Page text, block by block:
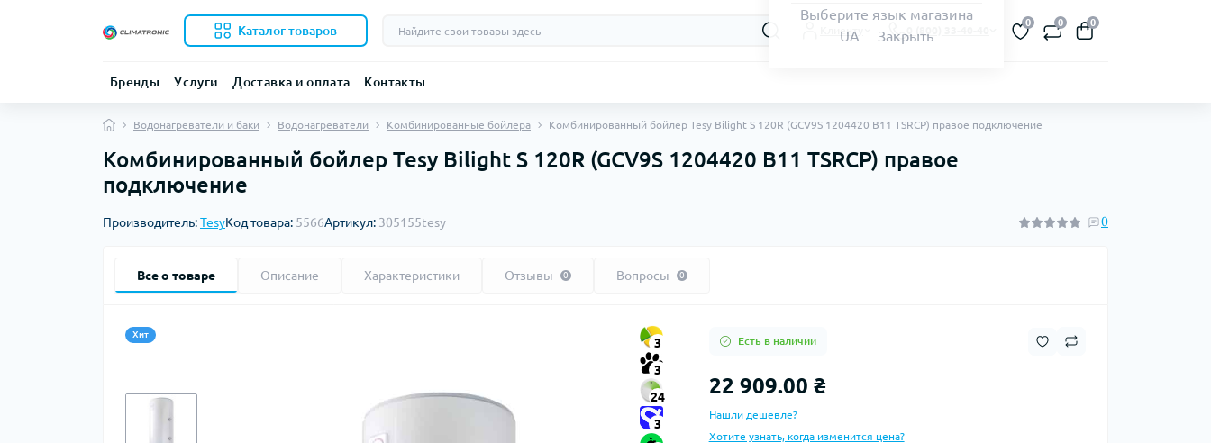
Каталог товаров Клиенту
0 0 0
Бренды Услуги Доставка и оплата Контакты
Водонагреватели и баки Водонагреватели Комбинированные бойлера Комбинированный бойлер Tesy Bilight S 120R (GCV9S 1204420 B11 TSRCP) правое подключение
Комбинированный бойлер Tesy Bilight S 120R (GCV9S 1204420 B11 TSRCP) правое
подключение
Производитель:TesyКод товара: 5566Артикул: 305155tesy 0
Все о товаре Описание Характеристики Отзывы 0 Вопросы 0
Хит
3
3
24
3
Есть в наличии
22 909.00 ₴
Нашли дешевле?
Хотите узнать, когда изменится цена?
Выберите язык магазина
UA
Закрыть